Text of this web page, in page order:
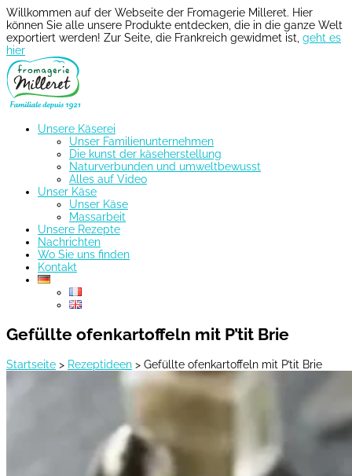
Willkommen auf der Webseite der Fromagerie Milleret. Hier
können Sie alle unsere Produkte entdecken, die in die ganze Welt
exportiert werden! Zur Seite, die Frankreich gewidmet ist, geht es
hier
Unsere Käserei
Unser Familienunternehmen
Die kunst der käseherstellung
Naturverbunden und umweltbewusst
Alles auf Video
Unser Käse
Unser Käse
Massarbeit
Unsere Rezepte
Nachrichten
Wo Sie uns finden
Kontakt
Gefüllte ofenkartoffeln mit P’tit Brie
Startseite > Rezeptideen > Gefüllte ofenkartoffeln mit P’tit Brie